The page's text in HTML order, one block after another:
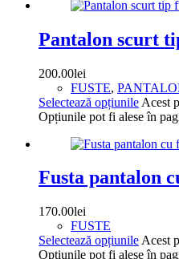
Pantalon scurt
200.00lei
FUSTE,
Selectează opțiunile Acest
Opțiunile pot fi alese în
Fusta pantalon
170.00lei
FUSTE
Selectează opțiunile Acest
Opțiunile pot fi alese în